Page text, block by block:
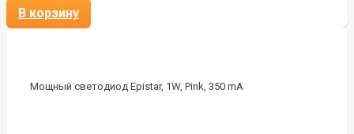
В корзину
Мощный светодиод Epistar, 1W, Pink, 350 mA